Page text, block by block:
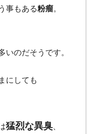
事もある粉瘤。
いのだそうです。
にしても
猛烈な異臭